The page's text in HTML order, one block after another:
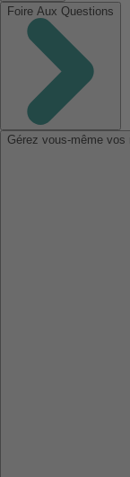
Foire Aux Questions
Gérez vous-même vos